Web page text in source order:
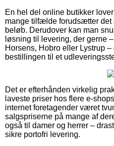
En hel del online butikker
mange tilfælde forudsætter
beløb. Derudover kan man
løsning til levering, der gerne
Horsens, Hobro eller Lystrup
bestillingen til et
Det er efterhånden virkelig
laveste priser hos flere e-
internet foretagender været
salgspriserne på mange af
også til damer og herrer –
sikre portofri levering.